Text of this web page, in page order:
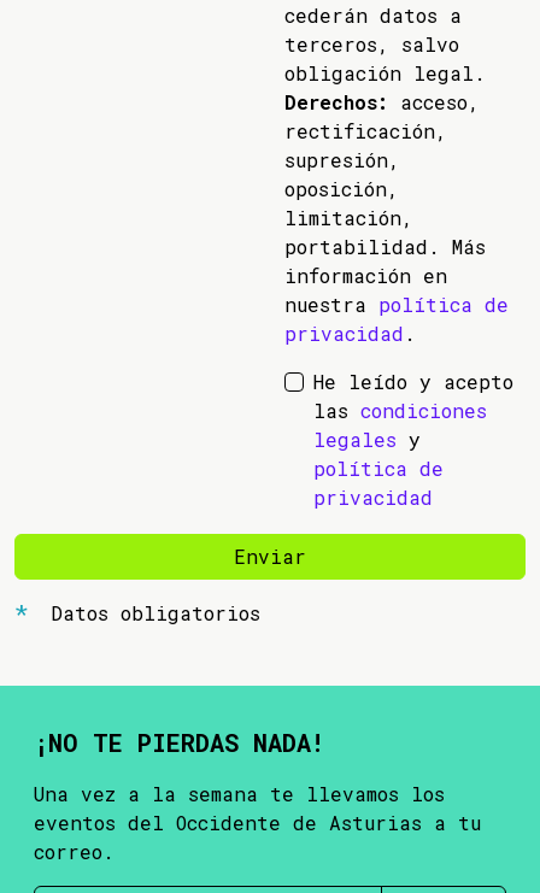
cederán datos a
terceros, salvo
obligación legal.
Derechos:
acceso,
rectificación,
supresión,
oposición,
limitación,
portabilidad. Más
información en
nuestra política de
privacidad .
He leído y acepto
las condiciones
legales y
política de
privacidad
Enviar
Datos obligatorios
¡NO TE PIERDAS NADA!
Una vez a la semana te llevamos los
eventos del Occidente de Asturias a tu
correo.